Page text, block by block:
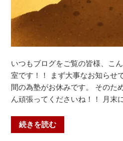
醐
小・
醐
小・
勧
修
中・
醐
中・
いつもブログをご覧の皆様、こ
室です！！ まず大事なお知らせ
間の為塾がお休みです。 そのた
ん頑張ってくださいね！！ 月末
“結
果
続きを読む